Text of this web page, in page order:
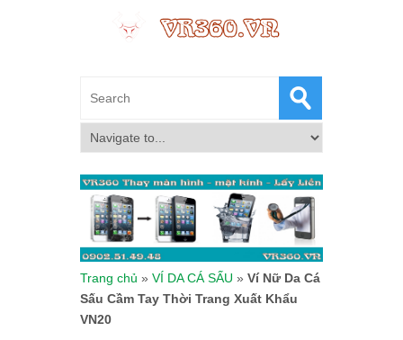
Trang chủ » VÍ DA CÁ SẤU » Ví Nữ Da Cá
Sấu Cầm Tay Thời Trang Xuất Khẩu
VN20